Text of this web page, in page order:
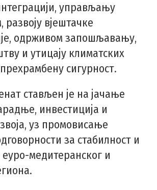
управљању
развоју вјештачке
одрживом запошљавању,
и утицају климатских
сигурност.
стављен је на јачање
инвестиција и
уз промовисање
за стабилност и
медитеранског и